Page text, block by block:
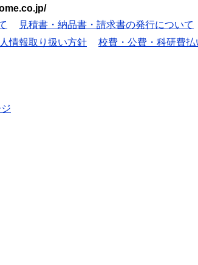
見積書・納品書・請求書の発行について
情報取り扱い方針 校費・公費・科研費